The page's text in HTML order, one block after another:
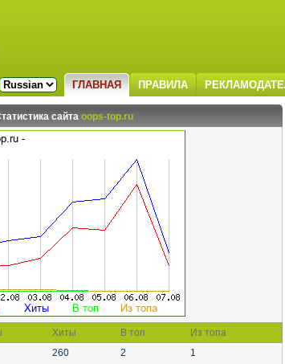
ГЛАВНАЯ ПРАВИЛА
сайта oops-top.ru
Хиты В топ
Из топа
260 2
1